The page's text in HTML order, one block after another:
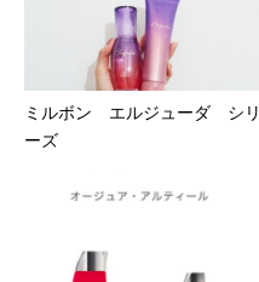
ミルボン エルジューダ シリ
ーズ